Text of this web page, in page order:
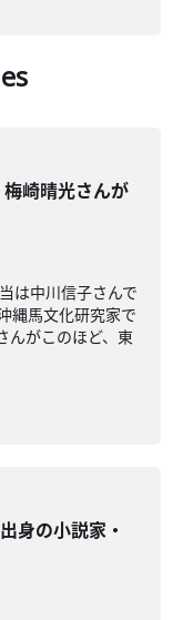
崎晴光さんが
は中川信子さんで
縄馬文化研究家で
んがこのほど、東
身の小説家・